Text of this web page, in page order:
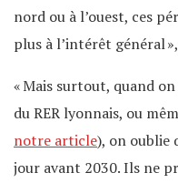
nord ou à l’ouest, ces
plus à l’intérêt général
« Mais surtout, quand on
du RER lyonnais, ou
notre article), on oublie
jour avant 2030. Ils ne